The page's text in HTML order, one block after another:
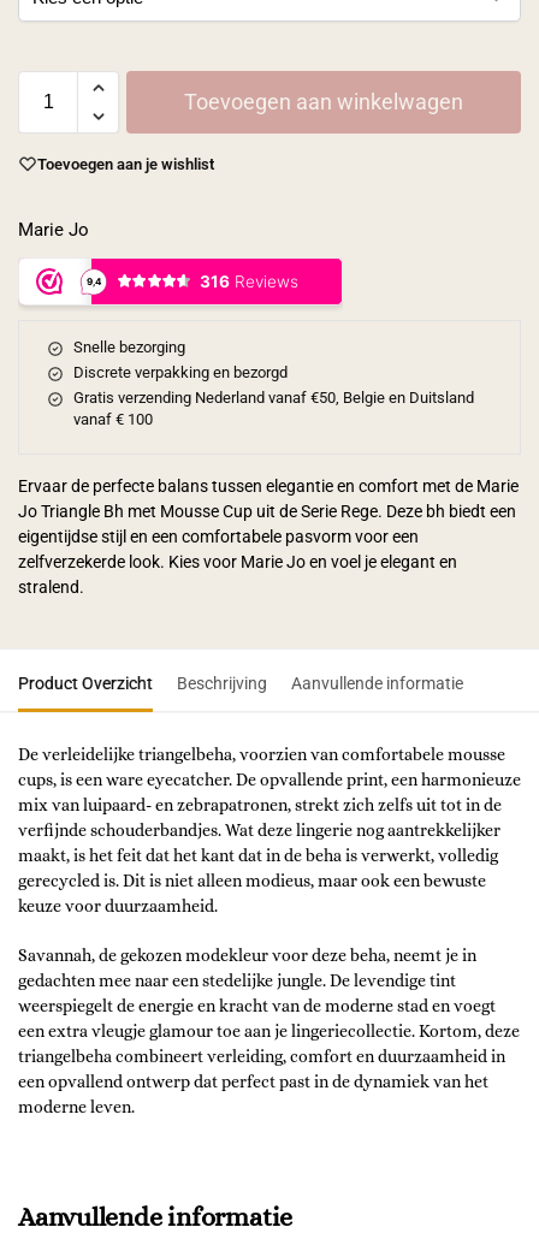
Toevoegen aan winkelwagen
Toevoegen aan je wishlist
Marie Jo
Snelle bezorging
Discrete verpakking en bezorgd
Gratis verzending Nederland vanaf €50, Belgie en Duitsland
vanaf € 100
Ervaar de perfecte balans tussen elegantie en comfort met de Marie
Jo Triangle Bh met Mousse Cup uit de Serie Rege. Deze bh biedt een
eigentijdse stijl en een comfortabele pasvorm voor een
zelfverzekerde look. Kies voor Marie Jo en voel je elegant en
stralend.
Product Overzicht Beschrijving Aanvullende informatie
De verleidelijke triangelbeha, voorzien van comfortabele mousse
cups, is een ware eyecatcher. De opvallende print, een harmonieuze
mix van luipaard- en zebrapatronen, strekt zich zelfs uit tot in de
verfijnde schouderbandjes. Wat deze lingerie nog aantrekkelijker
maakt, is het feit dat het kant dat in de beha is verwerkt, volledig
gerecycled is. Dit is niet alleen modieus, maar ook een bewuste
keuze voor duurzaamheid.
Savannah, de gekozen modekleur voor deze beha, neemt je in
gedachten mee naar een stedelijke jungle. De levendige tint
weerspiegelt de energie en kracht van de moderne stad en voegt
een extra vleugje glamour toe aan je lingeriecollectie. Kortom, deze
triangelbeha combineert verleiding, comfort en duurzaamheid in
een opvallend ontwerp dat perfect past in de dynamiek van het
moderne leven.
Aanvullende informatie